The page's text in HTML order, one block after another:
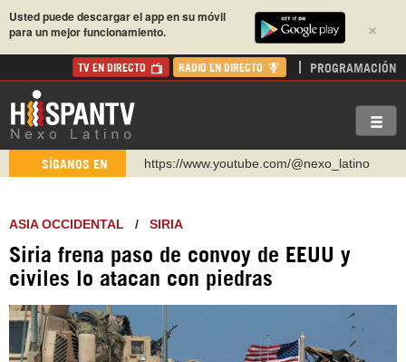
×
Usted puede descargar el app en su móvil
para un mejor funcionamiento.
TV EN DIRECTO RADIO EN DIRECTO PROGRAMACIÓN
SÍGANOS EN
https://www.youtube.com/@nexo_latino
https://t.me/hispantvcanal
https://urmedium.com/c/hispantv
WhatsApp y Viber: +98 921 79 29 404
https://www.facebook.com/Nexolatino.Canal
ASIA OCCIDENTAL / SIRIA
Siria frena paso de convoy de EEUU y
civiles lo atacan con piedras